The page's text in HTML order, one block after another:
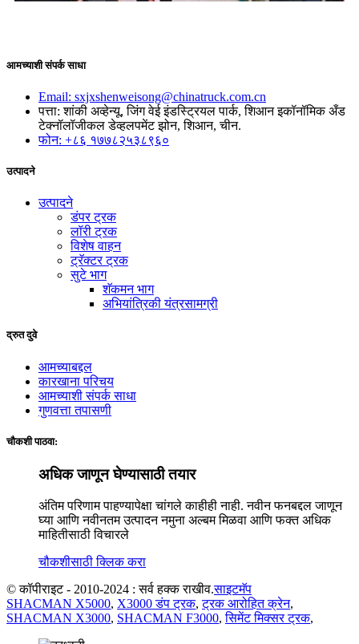
आमच्याशी संपर्क साधा
Email: sxjxshenweisong@chinatruck.com.cn
पत्ता: शांकी अव्हेन्यू, जिंग वेई इंडस्ट्रियल पार्क, शिआन इकॉनॉमिक अँड
टेक्नॉलॉजीकल डेव्हलपमेंट झोन, शिआन, चीन.
फोन: +८६ १७७८२५३८९६०
उत्पादने
उत्पादने
डंपर ट्रक
लॉरी ट्रक
विशेष वाहन
ट्रॅक्टर ट्रक
सुटे भाग
शॅकमन भाग
अभियांत्रिकी यंत्रसामग्री
द्रुत दुवे
आमच्याबद्दल
कारखाना परिचय
आमच्याशी संपर्क साधा
गुणवत्ता तपासणी
चौकशी पाठवा:
अधिक जाणून घेण्यासाठी तयार
अंतिम परिणाम पाहण्यापेक्षा चांगले काहीही नाही. नवीन फनबद्दल जाणून
घ्या आणि नवीनतम उत्पादन नमुना अल्बम मिळवा आणि फक्त अधिक
माहितीसाठी विचारले
चौकशीसाठी क्लिक करा
© कॉपीराइट - 2010-2024 : सर्व हक्क राखीव.साइटमॅप
SHACMAN X5000, X3000 डंप ट्रक,ट्रक आरोहित क्रेन,
SHACMAN X3000, SHACMAN F3000,सिमेंट मिक्सर ट्रक,